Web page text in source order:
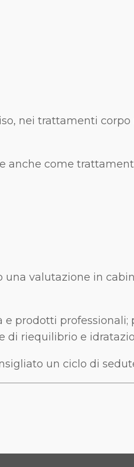
nei trattamenti
anche come
valutazione in
prodotti
di riequilibrio e
un ciclo di